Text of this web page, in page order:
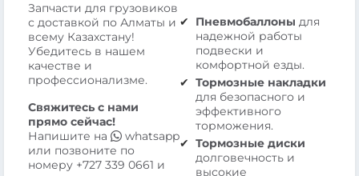
Запчасти для грузовиков
с доставкой по Алматы и
всему Казахстану!
Убедитесь в нашем
качестве и
профессионализме.
Свяжитесь с нами
прямо сейчас!
Напишите на
whatsapp
или позвоните по
номеру +727 339 0661 и
Пневмобаллоны для
надежной работы
подвески и
комфортной езды.
Тормозные накладки
для безопасного и
эффективного
торможения.
Тормозные диски
долговечность и
высокие